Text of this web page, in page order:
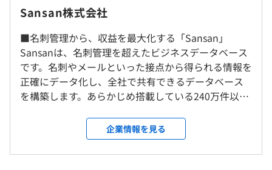
本社
〒150-6228 東京都渋谷区桜丘町1-1 渋谷サクラステージ
28F
※他拠点でも実施可
※フルリモートも応相談
・交通費支給
遠方の方は弊社にてマンスリーマンションを手配します。
インターンのためなし
前年度の月平均所定外労働時間の実績
10.0時間
Sansan株式会社
■名刺管理から、収益を最大化する「Sansan」
Sansanは、名刺管理を超えたビジネスデータベース
です。名刺やメールといった接点から得られる情報を
正確にデータ化し、全社で共有できるデータベース
を構築します。あらかじめ搭載している240万件以上
一元管理できるようにすることで、これまで気付け
なかったビジネス機会を最大化し、売上の拡大を後
押しします。また、名刺関連の業務や商談準備を効率
企業情報を見る